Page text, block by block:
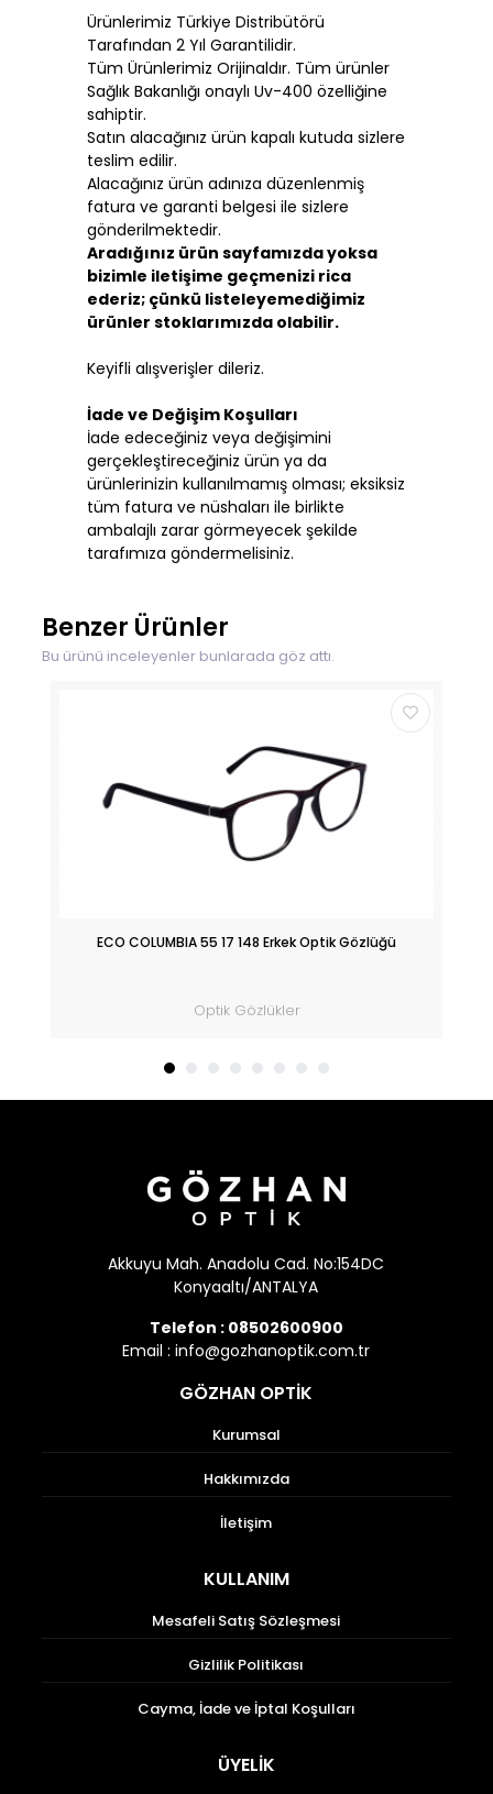
Ürünlerimiz Türkiye Distribütörü
Tarafından 2 Yıl Garantilidir.
Tüm Ürünlerimiz Orijinaldır. Tüm ürünler
Sağlık Bakanlığı onaylı Uv-400 özelliğine
sahiptir.
Satın alacağınız ürün kapalı kutuda sizlere
teslim edilir.
Alacağınız ürün adınıza düzenlenmiş
fatura ve garanti belgesi ile sizlere
gönderilmektedir.
Aradığınız ürün sayfamızda yoksa
bizimle iletişime geçmenizi rica
ederiz; çünkü listeleyemediğimiz
ürünler stoklarımızda olabilir.
Keyifli alışverişler dileriz.
İade ve Değişim Koşulları
İade edeceğiniz veya değişimini
gerçekleştireceğiniz ürün ya da
ürünlerinizin kullanılmamış olması; eksiksiz
tüm fatura ve nüshaları ile birlikte
ambalajlı zarar görmeyecek şekilde
tarafımıza göndermelisiniz.
Benzer Ürünler
Bu ürünü inceleyenler bunlarada göz attı.
ECO COLUMBIA 55 17 148 Erkek Optik Gözlüğü
Optik Gözlükler
Akkuyu Mah. Anadolu Cad. No:154DC
Konyaaltı/ANTALYA
Telefon : 08502600900
Email :info@gozhanoptik.com.tr
GÖZHAN OPTİK
Kurumsal
Hakkımızda
İletişim
KULLANIM
Mesafeli Satış Sözleşmesi
Gizlilik Politikası
Cayma, İade ve İptal Koşulları
ÜYELİK